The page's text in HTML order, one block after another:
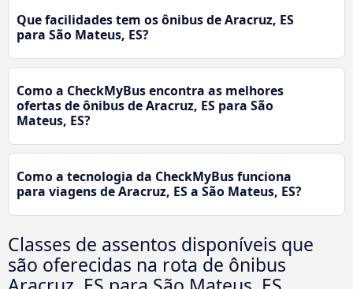
Que facilidades tem os ônibus de Aracruz, ES
para São Mateus, ES?
Como a CheckMyBus encontra as melhores
ofertas de ônibus de Aracruz, ES para São
Mateus, ES?
Como a tecnologia da CheckMyBus funciona
para viagens de Aracruz, ES a São Mateus, ES?
Classes de assentos disponíveis que
são oferecidas na rota de ônibus